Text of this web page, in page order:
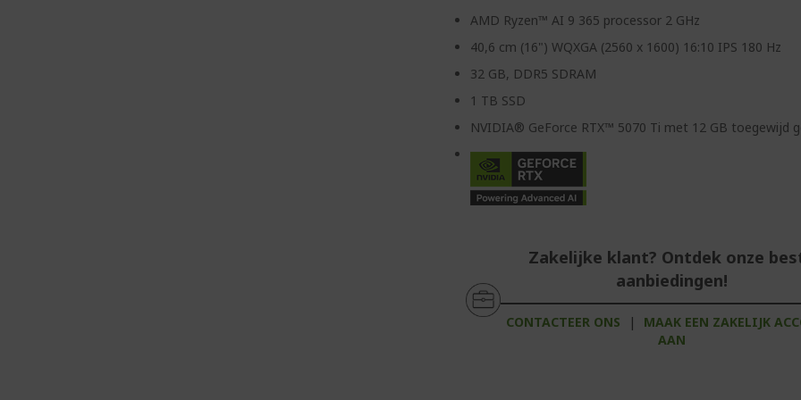
AMD Ryzen™ AI 9 365 processor 2 GHz
40,6 cm (16") WQXGA (2560 x 1600) 16:10 IPS 180 Hz
32 GB, DDR5 SDRAM
1 TB SSD
NVIDIA® GeForce RTX™ 5070 Ti met 12 GB toegewijd
Zakelijke klant? Ontdek onze
aanbiedingen!
CONTACTEER ONS |
MAAK EEN ZAKELIJK
AAN